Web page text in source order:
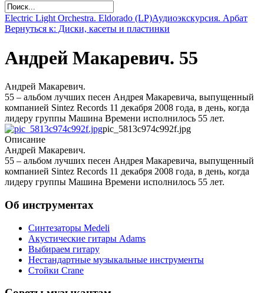
Electric Light Orchestra. Eldorado (LP)Аудиоэкскурсия. Арбат
Вернуться к: Диски, касеты и пластинки
Андрей Макаревич. 55
Андрей Макаревич.
55 – альбом лучших песен Андрея Макаревича, выпущенный
компанией Sintez Records 11 декабря 2008 года, в день, когда
лидеру группы Машина Времени исполнилось 55 лет.
pic_5813c974c992f.jpg
Описание
Андрей Макаревич.
55 – альбом лучших песен Андрея Макаревича, выпущенный
компанией Sintez Records 11 декабря 2008 года, в день, когда
лидеру группы Машина Времени исполнилось 55 лет.
Об инструментах
Синтезаторы Мedeli
Акустические гитары Adams
Выбираем гитару
Нестандартные музыкальные инструменты
Стойки Crane